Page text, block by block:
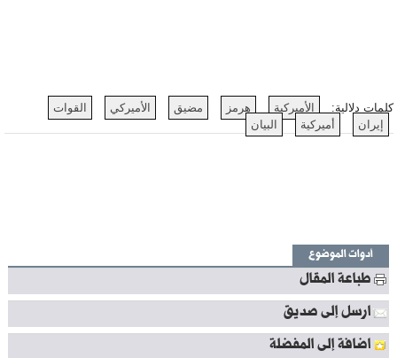
كلمات دلالية: الأميركية هرمز مضيق الأميركي
القوات
إيران
أميركية البيان
أدوات الموضوع
طباعة المقال
ارسل إلى صديق
اضافة إلى المفضلة